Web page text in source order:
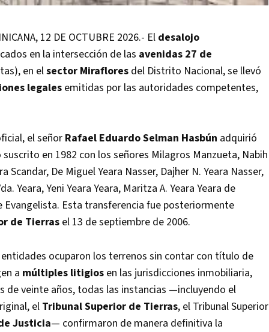
12 DE OCTUBRE 2026.- El desalojo
en la intersección de las avenidas 27 de
en elsector Miraflores del Distrito Nacional, se llevó
legales emitidas por las autoridades competentes,
el señor Rafael Eduardo Selman Hasbún adquirió
en 1982 con los señores Milagros Manzueta, Nabih
Scandar, De Miguel Yeara Nasser, Dajher N. Yeara Nasser,
Yeara, Yeni Yeara Yeara, Maritza A. Yeara Yeara de
Evangelista. Esta transferencia fue posteriormente
de Tierras el 13 de septiembre de 2006.
ocuparon los terrenos sin contar con título de
a múltiples litigios en las jurisdicciones inmobiliaria,
de veinte años, todas las instancias —incluyendo el
el Tribunal Superior de Tierras, el Tribunal Superior
Justicia— confirmaron de manera definitiva la